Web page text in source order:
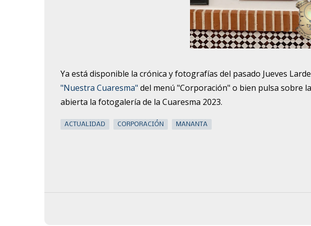
Ya está disponible la crónica y fotografías del pasado Jueves
"Nuestra Cuaresma" del menú "Corporación" o bien pulsa sobre
abierta la fotogalería de la Cuaresma 2023.
ACTUALIDAD CORPORACIÓN MANANTA